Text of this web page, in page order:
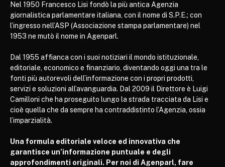
Nel 1950 Francesco Lisi fondò la più antica Agenzia
giornalistica parlamentare italiana, con il nome di S.P.E.; con
l’ingresso nell’ASP (Associazione stampa parlamentare) nel
1953 ne mutò il nome in Agenparl.
Dal 1955 affianca con i suoi notiziari il mondo istituzionale,
editoriale, economico e finanziario, diventando oggi una tra le
fonti più autorevoli dell’informazione con i propri prodotti,
servizi e soluzioni all’avanguardia. Dal 2009 il Direttore è Luigi
Camilloni che ha proseguito lungo la strada tracciata da Lisi e
cioè quella che da sempre ha contraddistinto l’Agenzia, ossia
l’imparzialità.
Una formula editoriale veloce ed innovativa che
garantisce un’informazione puntuale e degli
approfondimenti originali. Per noi di Agenparl, fare